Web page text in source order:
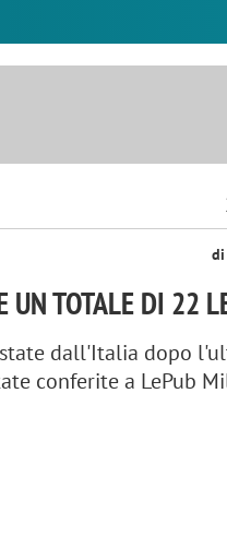
di
UN TOTALE DI 22
dall'Italia dopo
conferite a LePub